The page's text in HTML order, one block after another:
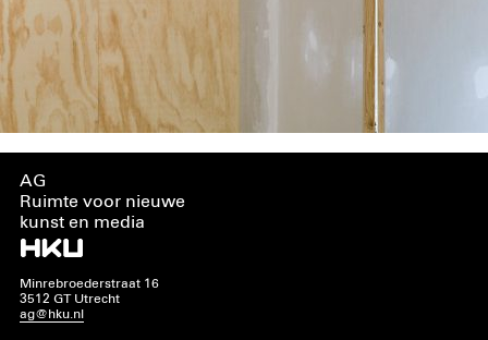
AG
Ruimte voor nieuwe
kunst en media
Minrebroederstraat 16
3512 GT Utrecht
ag@hku.nl